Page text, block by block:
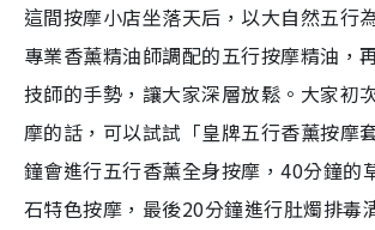
這間按摩小店坐落天后，以大自然五行
專業香薰精油師調配的五行按摩精油，
技師的手勢，讓大家深層放鬆。大家初
摩的話，可以試試「皇牌五行香薰按摩
鐘會進行五行香薰全身按摩，40分鐘的
石特色按摩，最後20分鐘進行肚燭排毒